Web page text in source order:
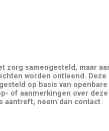
zorg samengesteld, maar
worden ontleend. Deze
op basis van openbare
of aanmerkingen over deze
aantreft, neem dan contact